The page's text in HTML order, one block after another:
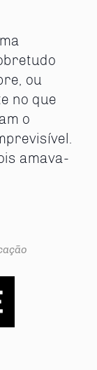
ou
no que
o
amava-